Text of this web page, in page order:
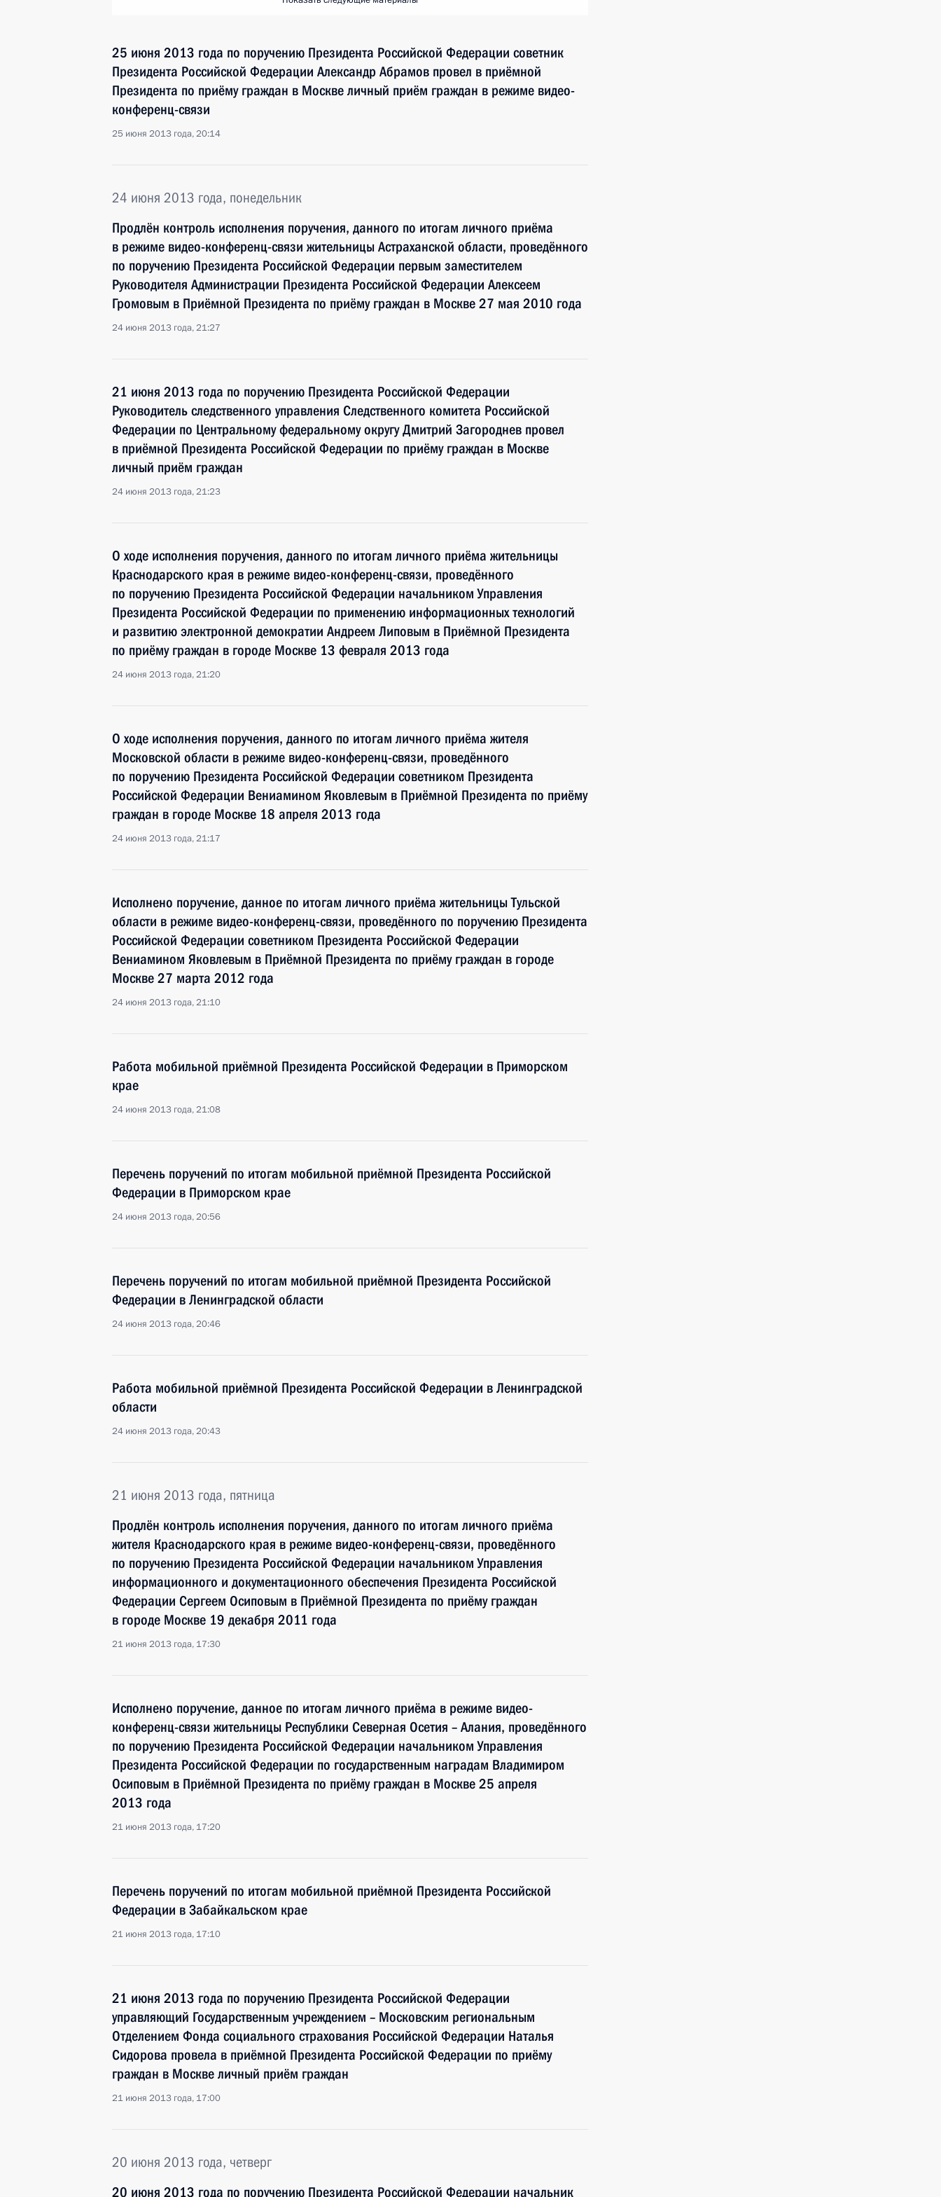
25 июня 2013 года по поручению Президента Российской Федерации советник
Президента Российской Федерации Александр Абрамов провел в приёмной
Президента по приёму граждан в Москве личный приём граждан в режиме видео-
конференц-связи
25 июня 2013 года, 20:14
24 июня 2013 года, понедельник
Продлён контроль исполнения поручения, данного по итогам личного приёма
в режиме видео-конференц-связи жительницы Астраханской области, проведённого
по поручению Президента Российской Федерации первым заместителем
Руководителя Администрации Президента Российской Федерации Алексеем
Громовым в Приёмной Президента по приёму граждан в Москве 27 мая 2010 года
24 июня 2013 года, 21:27
21 июня 2013 года по поручению Президента Российской Федерации
Руководитель следственного управления Следственного комитета Российской
Федерации по Центральному федеральному округу Дмитрий Загороднев провел
в приёмной Президента Российской Федерации по приёму граждан в Москве
личный приём граждан
24 июня 2013 года, 21:23
О ходе исполнения поручения, данного по итогам личного приёма жительницы
Краснодарского края в режиме видео-конференц-связи, проведённого
по поручению Президента Российской Федерации начальником Управления
Президента Российской Федерации по применению информационных технологий
и развитию электронной демократии Андреем Липовым в Приёмной Президента
по приёму граждан в городе Москве 13 февраля 2013 года
24 июня 2013 года, 21:20
О ходе исполнения поручения, данного по итогам личного приёма жителя
Московской области в режиме видео-конференц-связи, проведённого
по поручению Президента Российской Федерации советником Президента
Российской Федерации Вениамином Яковлевым в Приёмной Президента по приёму
граждан в городе Москве 18 апреля 2013 года
24 июня 2013 года, 21:17
Исполнено поручение, данное по итогам личного приёма жительницы Тульской
области в режиме видео-конференц-связи, проведённого по поручению Президента
Российской Федерации советником Президента Российской Федерации
Вениамином Яковлевым в Приёмной Президента по приёму граждан в городе
Москве 27 марта 2012 года
24 июня 2013 года, 21:10
Работа мобильной приёмной Президента Российской Федерации в Приморском
крае
24 июня 2013 года, 21:08
Перечень поручений по итогам мобильной приёмной Президента Российской
Федерации в Приморском крае
24 июня 2013 года, 20:56
Перечень поручений по итогам мобильной приёмной Президента Российской
Федерации в Ленинградской области
24 июня 2013 года, 20:46
Работа мобильной приёмной Президента Российской Федерации в Ленинградской
области
24 июня 2013 года, 20:43
21 июня 2013 года, пятница
Продлён контроль исполнения поручения, данного по итогам личного приёма
жителя Краснодарского края в режиме видео-конференц-связи, проведённого
по поручению Президента Российской Федерации начальником Управления
информационного и документационного обеспечения Президента Российской
Федерации Сергеем Осиповым в Приёмной Президента по приёму граждан
в городе Москве 19 декабря 2011 года
21 июня 2013 года, 17:30
Исполнено поручение, данное по итогам личного приёма в режиме видео-
конференц-связи жительницы Республики Северная Осетия – Алания, проведённого
по поручению Президента Российской Федерации начальником Управления
Президента Российской Федерации по государственным наградам Владимиром
Осиповым в Приёмной Президента по приёму граждан в Москве 25 апреля
2013 года
21 июня 2013 года, 17:20
Перечень поручений по итогам мобильной приёмной Президента Российской
Федерации в Забайкальском крае
21 июня 2013 года, 17:10
21 июня 2013 года по поручению Президента Российской Федерации
управляющий Государственным учреждением – Московским региональным
Отделением Фонда социального страхования Российской Федерации Наталья
Сидорова провела в приёмной Президента Российской Федерации по приёму
граждан в Москве личный приём граждан
21 июня 2013 года, 17:00
20 июня 2013 года, четверг
20 июня 2013 года по поручению Президента Российской Федерации начальник